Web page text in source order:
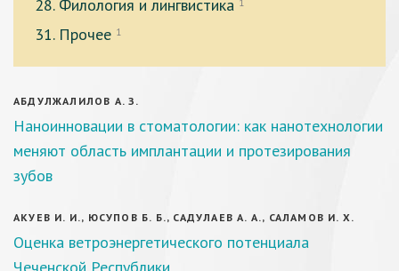
28. Филология и лингвистика 1
31. Прочее 1
АБДУЛЖАЛИЛОВ А. З.
Наноинновации в стоматологии: как нанотехнологии
меняют область имплантации и протезирования
зубов
АКУЕВ И. И., ЮСУПОВ Б. Б., САДУЛАЕВ А. А., САЛАМОВ И. Х.
Оценка ветроэнергетического потенциала